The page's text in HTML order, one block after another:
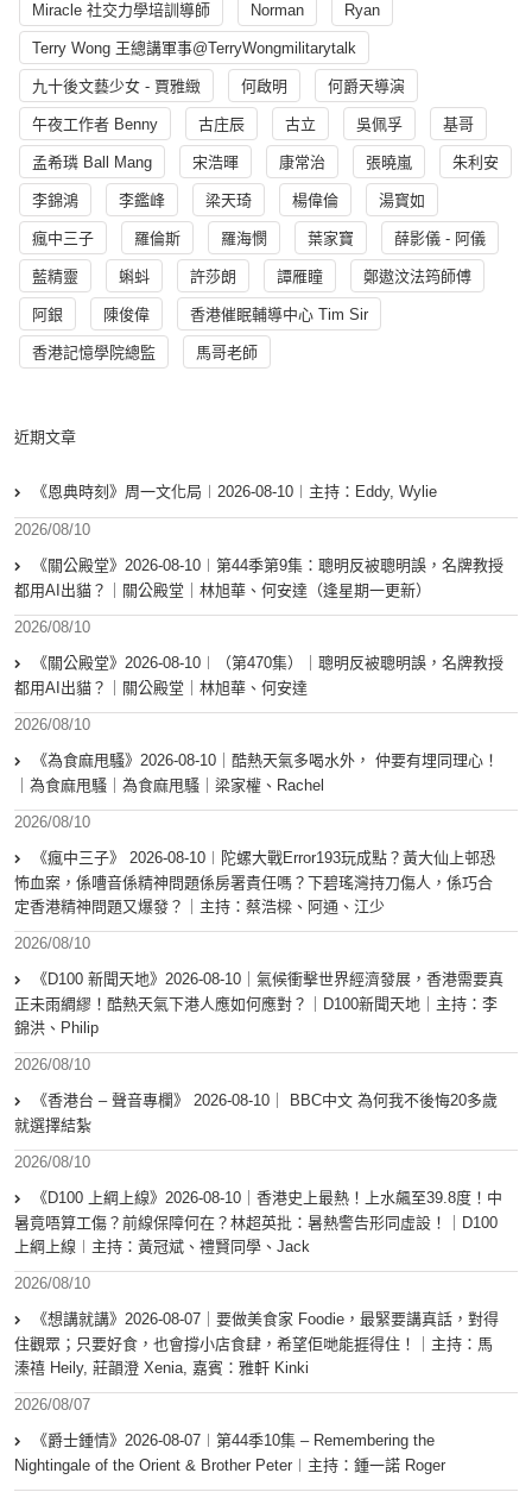
Miracle 社交力學培訓導師 Norman Ryan
Terry Wong 王總講軍事@TerryWongmilitarytalk
九十後文藝少女 - 賈雅緻 何啟明 何爵天導演
午夜工作者 Benny 古庄辰 古立 吳佩孚 基哥
孟希璘 Ball Mang 宋浩暉 康常治 張曉嵐 朱利安
李錦鴻 李鑑峰 梁天琦 楊偉倫 湯寳如
瘋中三子 羅倫斯 羅海憫 葉家寶 薛影儀 - 阿儀
藍精靈 蝌蚪 許莎朗 譚雁瞳 鄭遨汶法筠師傅
阿銀 陳俊偉 香港催眠輔導中心 Tim Sir
香港記憶學院總監 馬哥老師
近期文章
《恩典時刻》周一文化局︱2026-08-10︱主持：Eddy, Wylie
2026/08/10
《關公殿堂》2026-08-10︱第44季第9集：聰明反被聰明誤，名牌教授
都用AI出貓？｜關公殿堂｜林旭華、何安達（逢星期一更新）
2026/08/10
《關公殿堂》2026-08-10︱（第470集）｜聰明反被聰明誤，名牌教授
都用AI出貓？｜關公殿堂｜林旭華、何安達
2026/08/10
《為食麻甩騷》2026-08-10｜酷熱天氣多喝水外， 仲要有埋同理心！
｜為食麻甩騷｜為食麻甩騷｜梁家權、Rachel
2026/08/10
《瘋中三子》 2026-08-10︱陀螺大戰Error193玩成點？黃大仙上邨恐
怖血案，係嘈音係精神問題係房署責任嗎？下碧瑤灣持刀傷人，係巧合
定香港精神問題又爆發？｜主持：蔡浩樑、阿通、江少
2026/08/10
《D100 新聞天地》2026-08-10｜氣候衝擊世界經濟發展，香港需要真
正未雨綢繆！酷熱天氣下港人應如何應對？｜D100新聞天地｜主持：李
錦洪、Philip
2026/08/10
《香港台 – 聲音專欄》 2026-08-10｜ BBC中文 為何我不後悔20多歲
就選擇結紮
2026/08/10
《D100 上綱上線》2026-08-10｜香港史上最熱！上水飆至39.8度！中
暑竟唔算工傷？前線保障何在？林超英批：暑熱警告形同虛設！｜D100
上綱上線︱主持：黃冠斌、禮賢同學、Jack
2026/08/10
《想講就講》2026-08-07｜要做美食家 Foodie，最緊要講真話，對得
住觀眾；只要好食，也會撐小店食肆，希望佢哋能捱得住！｜主持：馬
溱禧 Heily, 莊韻澄 Xenia, 嘉賓：雅軒 Kinki
2026/08/07
《爵士鍾情》2026-08-07︱第44季10集 – Remembering the
Nightingale of the Orient & Brother Peter︱主持：鍾一諾 Roger